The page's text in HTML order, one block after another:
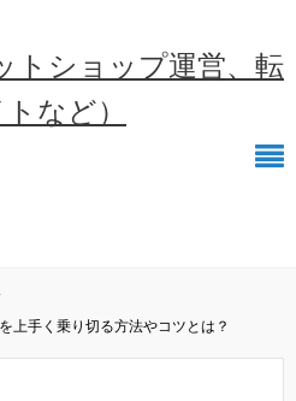
トショップ運営、転
など）
上手く乗り切る方法やコツとは？